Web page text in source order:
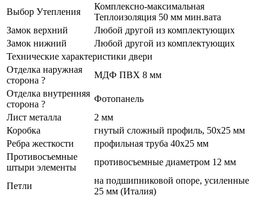
Выбор Утепления
Комплексно-максимальная
Теплоизоляция 50 мм мин.вата
Замок верхний
Любой другой из комплектующих
Замок нижний
Любой другой из комплектующих
Технические характеристики двери
Отделка наружная
сторона ?
МДФ ПВХ 8 мм
Отделка внутренняя
сторона ?
Фотопанель
Лист металла
2 мм
Коробка
гнутый сложный профиль, 50x25 мм
Ребра жесткости
профильная труба 40х25 мм
Противосъемные
штыри элементы
противосъемные диаметром 12 мм
Петли
на подшипниковой опоре, усиленные
25 мм (Италия)